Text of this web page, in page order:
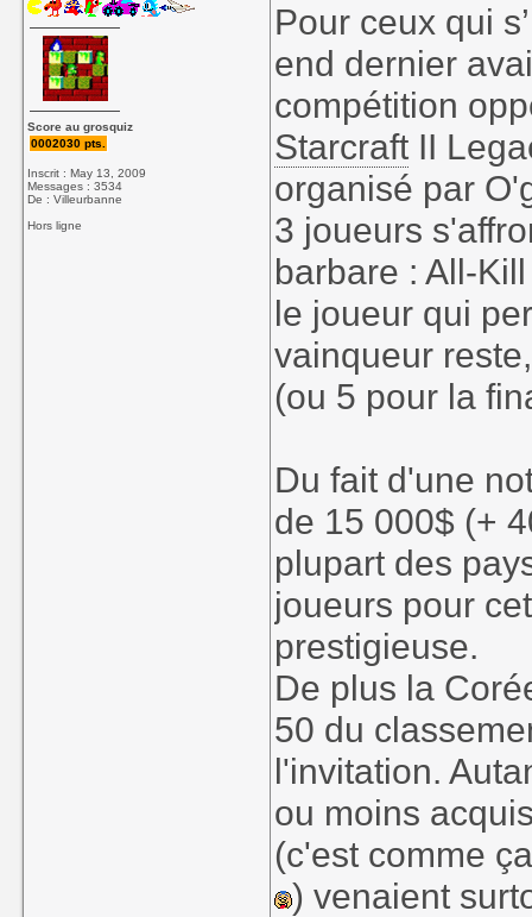
Score au grosquiz
0002030 pts.
Inscrit : May 13, 2009
Messages : 3534
De : Villeurbanne
Hors ligne
Pour ceux qui
end dernier
compétition
Starcraft II
organisé par
3 joueurs
barbare : All-
le joueur qui
vainqueur
(ou 5 pour la
Du fait d'une
de 15 000$ (+
plupart des
joueurs pour
prestigieuse.
De plus la
50 du
l'invitation.
ou moins
(c'est comme
) venaient